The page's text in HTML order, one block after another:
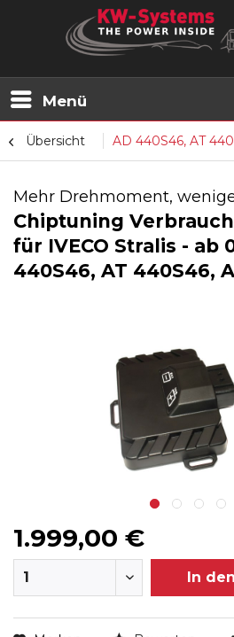
Menü
Übersicht AD 440S46, AT
Mehr Drehmoment,
Chiptuning
für IVECO Stralis - ab
440S46, AT 440S46,
1.999,00 €
In den